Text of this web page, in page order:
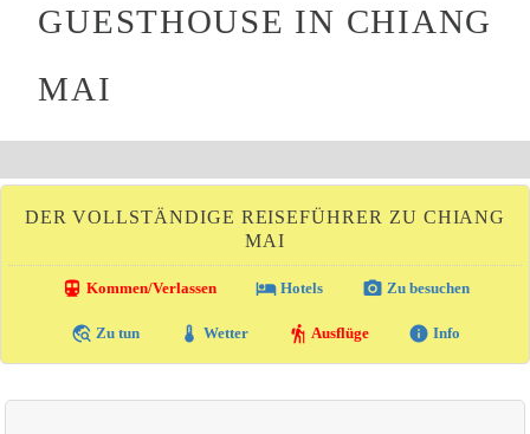
GUESTHOUSE IN CHIANG
MAI
DER VOLLSTÄNDIGE REISEFÜHRER ZU CHIANG
MAI
directions_transit Kommen/Verlassen local_hotelHotels photo_camera Zu besuchen
travel_explore Zu tun thermostat Wetter hiking Ausflüge info Info